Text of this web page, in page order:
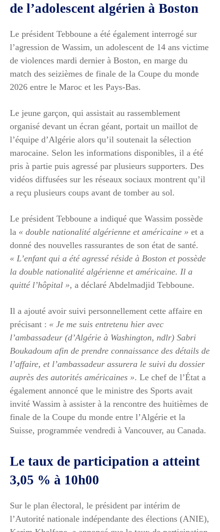
de l’adolescent algérien à Boston
Le président Tebboune a été également interrogé sur
l’agression de Wassim, un adolescent de 14 ans victime
de violences mardi dernier à Boston, en marge du
match des seizièmes de finale de la Coupe du monde
2026 entre le Maroc et les Pays-Bas.
Le jeune garçon, qui assistait au rassemblement
organisé devant un écran géant, portait un maillot de
l’équipe d’Algérie alors qu’il soutenait la sélection
marocaine. Selon les informations disponibles, il a été
pris à partie puis agressé par plusieurs supporters. Des
vidéos diffusées sur les réseaux sociaux montrent qu’il
a reçu plusieurs coups avant de tomber au sol.
Le président Tebboune a indiqué que Wassim possède
la « double nationalité algérienne et américaine » et a
donné des nouvelles rassurantes de son état de santé.
« L’enfant qui a été agressé réside à Boston et possède
la double nationalité algérienne et américaine. Il a
quitté l’hôpital », a déclaré Abdelmadjid Tebboune.
Il a ajouté avoir suivi personnellement cette affaire en
précisant : « Je me suis entretenu hier avec
l’ambassadeur (d’Algérie à Washington, ndlr) Sabri
Boukadoum afin de prendre connaissance des détails de
l’affaire, et l’ambassadeur assurera le suivi du dossier
auprès des autorités américaines ». Le chef de l’État a
également annoncé que le ministre des Sports avait
invité Wassim à assister à la rencontre des huitièmes de
finale de la Coupe du monde entre l’Algérie et la
Suisse, programmée vendredi à Vancouver, au Canada.
Le taux de participation a atteint
3,05 % à 10h00
Sur le plan électoral, le président par intérim de
l’Autorité nationale indépendante des élections (ANIE),